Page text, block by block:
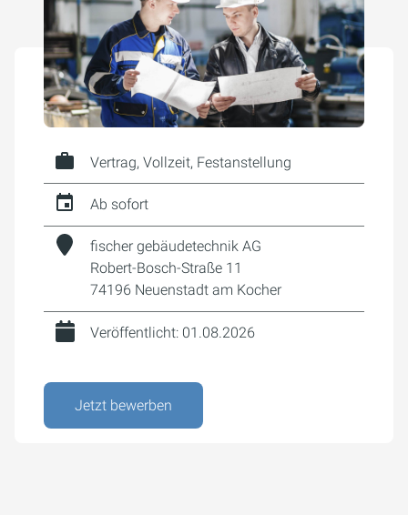
Vertrag, Vollzeit, Festanstellung
Ab sofort
fischer gebäudetechnik AG
Robert-Bosch-Straße 11
74196 Neuenstadt am Kocher
Veröffentlicht: 01.08.2026
Jetzt bewerben